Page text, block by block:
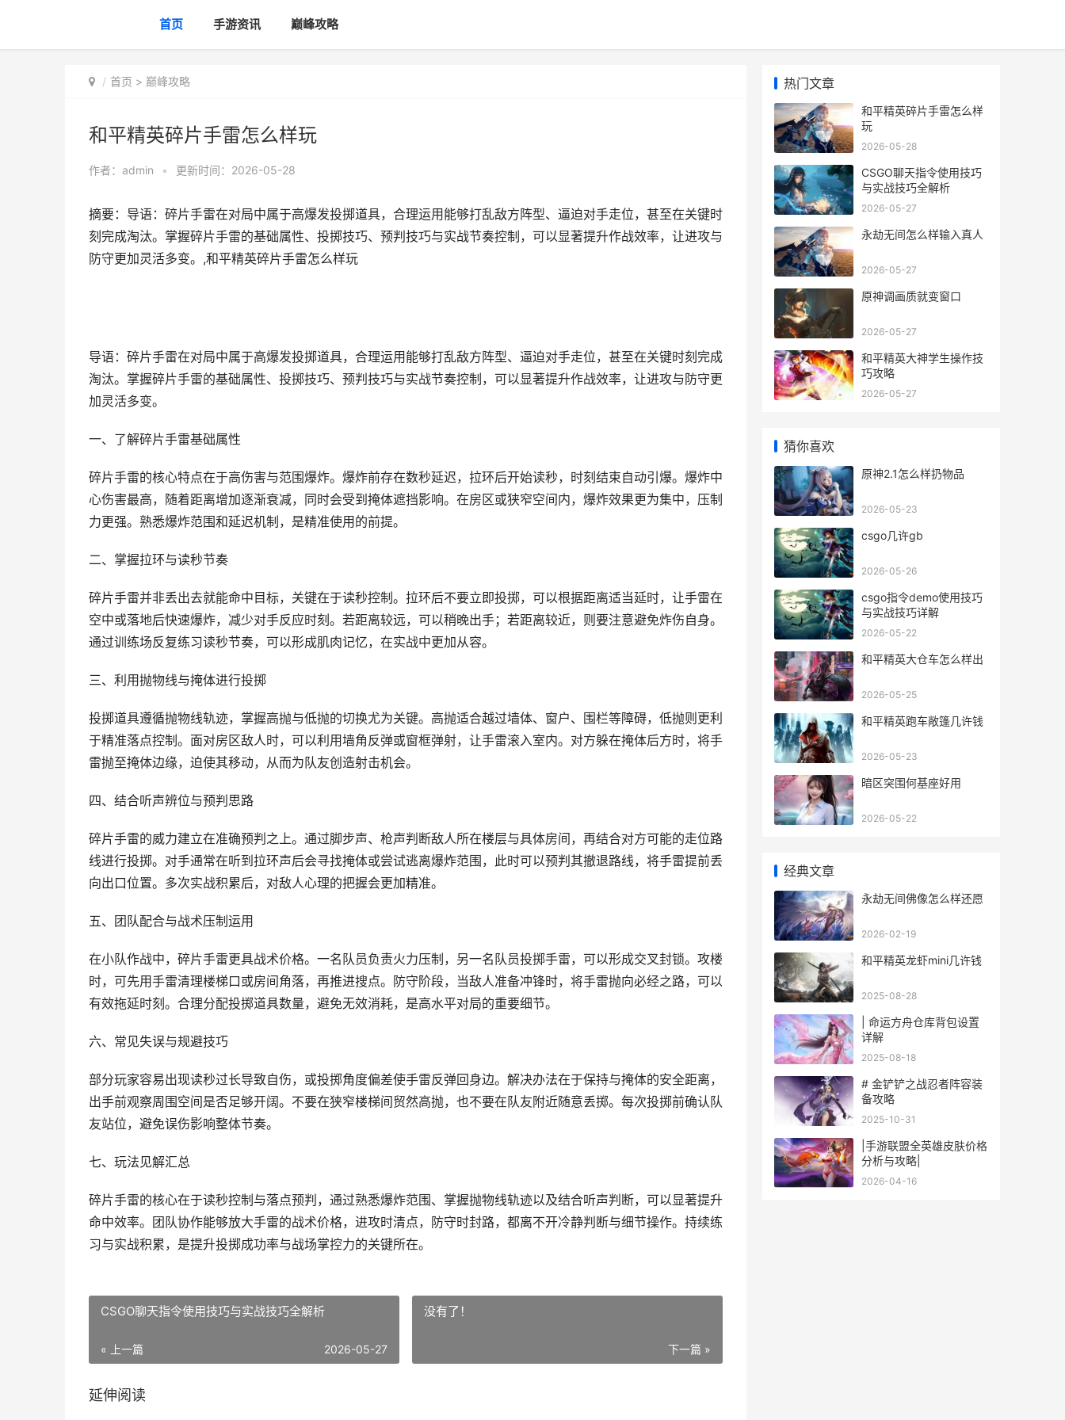
首页 手游资讯 巅峰攻略
首页 > 巅峰攻略
和平精英碎片手雷怎么样玩
作者： admin • 更新时间：2026-05-28
摘要：导语：碎片手雷在对局中属于高爆发投掷道具，合理运用能够打乱敌方阵型、逼迫对手走位，甚至在关键时
刻完成淘汰。掌握碎片手雷的基础属性、投掷技巧、预判技巧与实战节奏控制，可以显著提升作战效率，让进攻与
防守更加灵活多变。,和平精英碎片手雷怎么样玩
导语：碎片手雷在对局中属于高爆发投掷道具，合理运用能够打乱敌方阵型、逼迫对手走位，甚至在关键时刻完成
淘汰。掌握碎片手雷的基础属性、投掷技巧、预判技巧与实战节奏控制，可以显著提升作战效率，让进攻与防守更
加灵活多变。
一、了解碎片手雷基础属性
碎片手雷的核心特点在于高伤害与范围爆炸。爆炸前存在数秒延迟，拉环后开始读秒，时刻结束自动引爆。爆炸中
心伤害最高，随着距离增加逐渐衰减，同时会受到掩体遮挡影响。在房区或狭窄空间内，爆炸效果更为集中，压制
力更强。熟悉爆炸范围和延迟机制，是精准使用的前提。
二、掌握拉环与读秒节奏
碎片手雷并非丢出去就能命中目标，关键在于读秒控制。拉环后不要立即投掷，可以根据距离适当延时，让手雷在
空中或落地后快速爆炸，减少对手反应时刻。若距离较远，可以稍晚出手；若距离较近，则要注意避免炸伤自身。
通过训练场反复练习读秒节奏，可以形成肌肉记忆，在实战中更加从容。
三、利用抛物线与掩体进行投掷
投掷道具遵循抛物线轨迹，掌握高抛与低抛的切换尤为关键。高抛适合越过墙体、窗户、围栏等障碍，低抛则更利
于精准落点控制。面对房区敌人时，可以利用墙角反弹或窗框弹射，让手雷滚入室内。对方躲在掩体后方时，将手
雷抛至掩体边缘，迫使其移动，从而为队友创造射击机会。
四、结合听声辨位与预判思路
碎片手雷的威力建立在准确预判之上。通过脚步声、枪声判断敌人所在楼层与具体房间，再结合对方可能的走位路
线进行投掷。对手通常在听到拉环声后会寻找掩体或尝试逃离爆炸范围，此时可以预判其撤退路线，将手雷提前丢
向出口位置。多次实战积累后，对敌人心理的把握会更加精准。
五、团队配合与战术压制运用
在小队作战中，碎片手雷更具战术价格。一名队员负责火力压制，另一名队员投掷手雷，可以形成交叉封锁。攻楼
时，可先用手雷清理楼梯口或房间角落，再推进搜点。防守阶段，当敌人准备冲锋时，将手雷抛向必经之路，可以
有效拖延时刻。合理分配投掷道具数量，避免无效消耗，是高水平对局的重要细节。
六、常见失误与规避技巧
部分玩家容易出现读秒过长导致自伤，或投掷角度偏差使手雷反弹回身边。解决办法在于保持与掩体的安全距离，
出手前观察周围空间是否足够开阔。不要在狭窄楼梯间贸然高抛，也不要在队友附近随意丢掷。每次投掷前确认队
友站位，避免误伤影响整体节奏。
七、玩法见解汇总
碎片手雷的核心在于读秒控制与落点预判，通过熟悉爆炸范围、掌握抛物线轨迹以及结合听声判断，可以显著提升
命中效率。团队协作能够放大手雷的战术价格，进攻时清点，防守时封路，都离不开冷静判断与细节操作。持续练
习与实战积累，是提升投掷成功率与战场掌控力的关键所在。
CSGO聊天指令使用技巧与实战技巧全解析
« 上一篇 2026-05-27
没有了！
下一篇 »
延伸阅读
热门文章
和平精英碎片手雷怎么样
玩
2026-05-28
CSGO聊天指令使用技巧
与实战技巧全解析
2026-05-27
永劫无间怎么样输入真人
2026-05-27
原神调画质就变窗口
2026-05-27
和平精英大神学生操作技
巧攻略
2026-05-27
猜你喜欢
原神2.1怎么样扔物品
2026-05-23
csgo几许gb
2026-05-26
csgo指令demo使用技巧
与实战技巧详解
2026-05-22
和平精英大仓车怎么样出
2026-05-25
和平精英跑车敞篷几许钱
2026-05-23
暗区突围何基座好用
2026-05-22
经典文章
永劫无间佛像怎么样还愿
2026-02-19
和平精英龙虾mini几许钱
2025-08-28
| 命运方舟仓库背包设置
详解
2025-08-18
# 金铲铲之战忍者阵容装
备攻略
2025-10-31
|手游联盟全英雄皮肤价格
分析与攻略|
2026-04-16